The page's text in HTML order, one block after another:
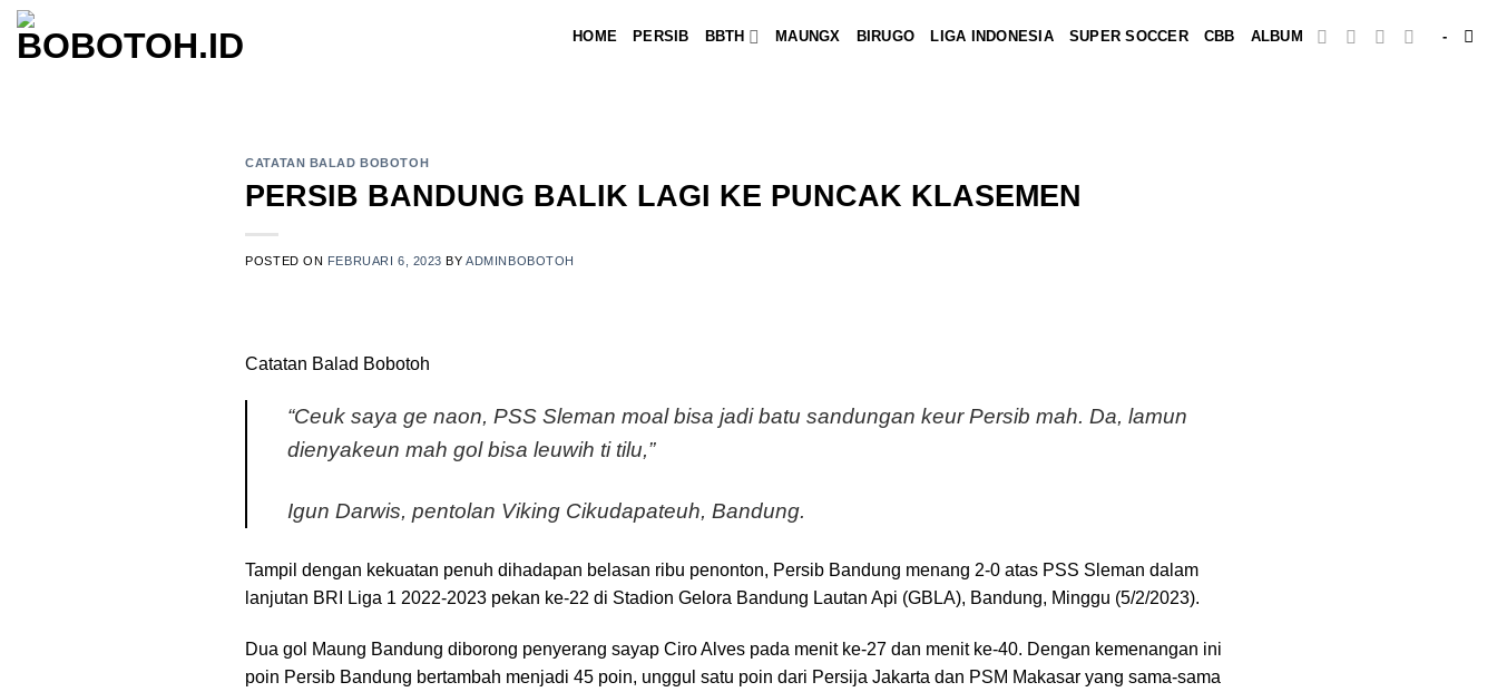
Skip
HOME PERSIB BBTH MAUNGX BIRUGO LIGA INDONESIA SUPER SOCCER CBB ALBUM -
CATATAN BALAD BOBOTOH
PERSIB BANDUNG BALIK LAGI KE PUNCAK KLASEMEN
POSTED ON FEBRUARI 6, 2023 BYADMINBOBOTOH
Catatan Balad Bobotoh
“Ceuk saya ge naon, PSS Sleman moal bisa jadi batu sandungan keur Persib mah. Da, lamun
dienyakeun mah gol bisa leuwih ti tilu,”
Igun Darwis, pentolan Viking Cikudapateuh, Bandung.
Tampil dengan kekuatan penuh dihadapan belasan ribu penonton, Persib Bandung menang 2-0 atas PSS Sleman dalam
lanjutan BRI Liga 1 2022-2023 pekan ke-22 di Stadion Gelora Bandung Lautan Api (GBLA), Bandung, Minggu (5/2/2023).
Dua gol Maung Bandung diborong penyerang sayap Ciro Alves pada menit ke-27 dan menit ke-40. Dengan kemenangan ini
poin Persib Bandung bertambah menjadi 45 poin, unggul satu poin dari Persija Jakarta dan PSM Makasar yang sama-sama